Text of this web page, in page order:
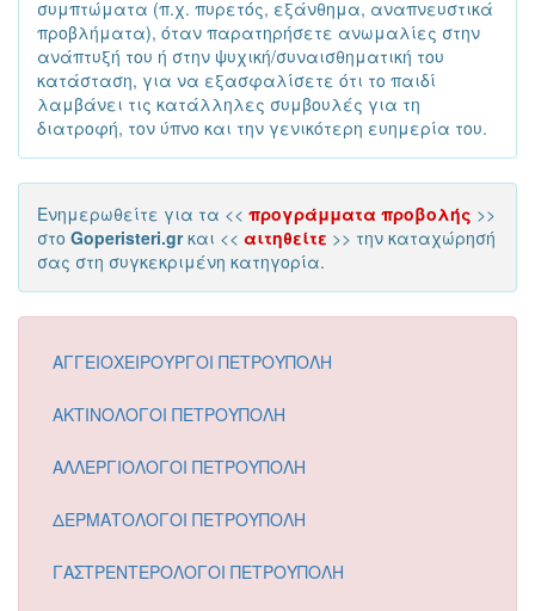
συμπτώματα (π.χ. πυρετός, εξάνθημα, αναπνευστικά
προβλήματα), όταν παρατηρήσετε ανωμαλίες στην
ανάπτυξή του ή στην ψυχική/συναισθηματική του
κατάσταση, για να εξασφαλίσετε ότι το παιδί
λαμβάνει τις κατάλληλες συμβουλές για τη
διατροφή, τον ύπνο και την γενικότερη ευημερία του.
Ενημερωθείτε για τα << προγράμματα προβολής >>
στο Goperisteri.grκαι << αιτηθείτε >> την καταχώρησή
σας στη συγκεκριμένη κατηγορία.
ΑΓΓΕΙΟΧΕΙΡΟΥΡΓΟΙ ΠΕΤΡΟΥΠΟΛΗ
ΑΚΤΙΝΟΛΟΓΟΙ ΠΕΤΡΟΥΠΟΛΗ
ΑΛΛΕΡΓΙΟΛΟΓΟΙ ΠΕΤΡΟΥΠΟΛΗ
ΔΕΡΜΑΤΟΛΟΓΟΙ ΠΕΤΡΟΥΠΟΛΗ
ΓΑΣΤΡΕΝΤΕΡΟΛΟΓΟΙ ΠΕΤΡΟΥΠΟΛΗ